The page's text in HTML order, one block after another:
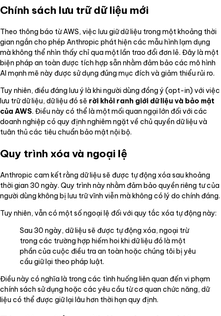
Chính sách lưu trữ dữ liệu mới
Theo thông báo từ AWS, việc lưu giữ dữ liệu trong một khoảng thời
gian ngắn cho phép Anthropic phát hiện các mẫu hình lạm dụng
mà không thể nhìn thấy chỉ qua một lần trao đổi đơn lẻ. Đây là một
biện pháp an toàn được tích hợp sẵn nhằm đảm bảo các mô hình
AI mạnh mẽ này được sử dụng đúng mục đích và giảm thiểu rủi ro.
Tuy nhiên, điều đáng lưu ý là khi người dùng đồng ý (opt-in) với việc
lưu trữ dữ liệu, dữ liệu đó sẽ rời khỏi ranh giới dữ liệu và bảo mật
của AWS. Điều này có thể là một mối quan ngại lớn đối với các
doanh nghiệp có quy định nghiêm ngặt về chủ quyền dữ liệu và
tuân thủ các tiêu chuẩn bảo mật nội bộ.
Quy trình xóa và ngoại lệ
Anthropic cam kết rằng dữ liệu sẽ được tự động xóa sau khoảng
thời gian 30 ngày. Quy trình này nhằm đảm bảo quyền riêng tư của
người dùng không bị lưu trữ vĩnh viễn mà không có lý do chính đáng.
Tuy nhiên, vẫn có một số ngoại lệ đối với quy tắc xóa tự động này:
Sau 30 ngày, dữ liệu sẽ được tự động xóa, ngoại trừ
trong các trường hợp hiếm hoi khi dữ liệu đó là một
phần của cuộc điều tra an toàn hoặc chúng tôi bị yêu
cầu giữ lại theo pháp luật.
Điều này có nghĩa là trong các tình huống liên quan đến vi phạm
chính sách sử dụng hoặc các yêu cầu từ cơ quan chức năng, dữ
liệu có thể được giữ lại lâu hơn thời hạn quy định.